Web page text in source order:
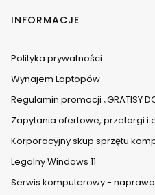
INFORMACJE
Polityka prywatności
Wynajem Laptopów
Regulamin promocji „GRATISY
Zapytania ofertowe, przetargi i
Korporacyjny skup sprzętu
Legalny Windows 11
Serwis komputerowy -